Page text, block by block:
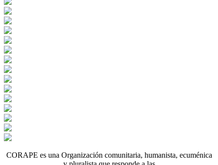
CORAPE es una Organización comunitaria, humanista, ecuménica